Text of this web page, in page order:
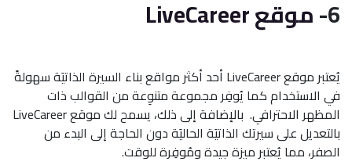
6- موقع LiveCareer
يُعتبر موقع LiveCareer أحد أكثر مواقع بناء السيرة الذاتيَة سهولةً
في الاستخدام كما يُوفِر مجموعة متنوِعة من القوالب ذات
المظهر الاحترافي. بالإضافة إلى ذلك، يسمح لك موقع LiveCareer
بالتعديل على سيرتك الذاتيَة الحاليَة دون الحاجة إلى البدء من
الصفر، مما يُعتبر ميزة جيدة ومُوفِرة للوقت.